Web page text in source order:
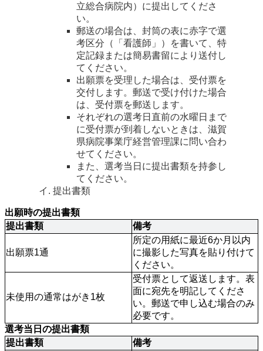
立総合病院内）に提出してくださ
い。
郵送の場合は、封筒の表に赤字で選
考区分（「看護師」）を書いて、特
定記録または簡易書留により送付し
てください。
出願票を受理した場合は、受付票を
交付します。郵送で受け付けた場合
は、受付票を郵送します。
それぞれの選考日直前の水曜日まで
に受付票が到着しないときは、滋賀
県病院事業庁経営管理課に問い合わ
せてください。
また、選考当日に提出書類を持参し
てください。
提出書類
出願時の提出書類
提出書類
備考
出願票1通
所定の用紙に最近6か月以内
に撮影した写真を貼り付けて
ください。
未使用の通常はがき1枚
受付票として返送します。表
面に宛先を明記してくださ
い。郵送で申し込む場合のみ
必要です。
選考当日の提出書類
提出書類
備考